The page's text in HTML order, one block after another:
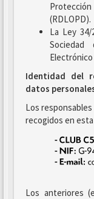
(RDLOPD).
La Ley
Electrónico
Identidad del
datos
Los
recogidos en
Los anteriores